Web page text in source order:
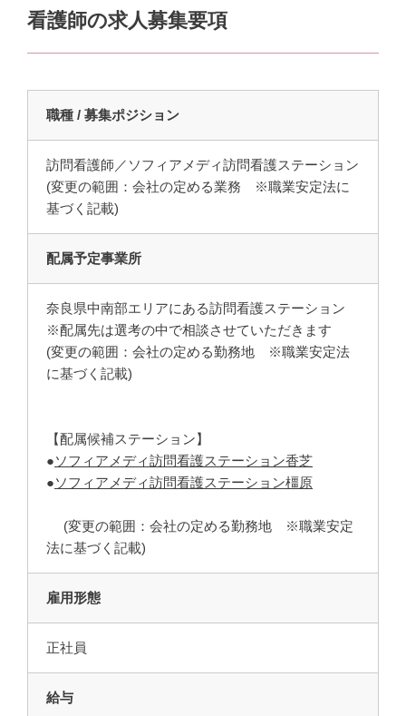
看護師の求人募集要項
職種 / 募集ポジション
訪問看護師／ソフィアメディ訪問看護ステーション
(変更の範囲：会社の定める業務 ※職業安定法に
基づく記載)
配属予定事業所
奈良県中南部エリアにある訪問看護ステーション
※配属先は選考の中で相談させていただきます
(変更の範囲：会社の定める勤務地 ※職業安定法
に基づく記載)
【配属候補ステーション】
●ソフィアメディ訪問看護ステーション香芝
●ソフィアメディ訪問看護ステーション橿原
(変更の範囲：会社の定める勤務地 ※職業安定
法に基づく記載)
雇用形態
正社員
給与